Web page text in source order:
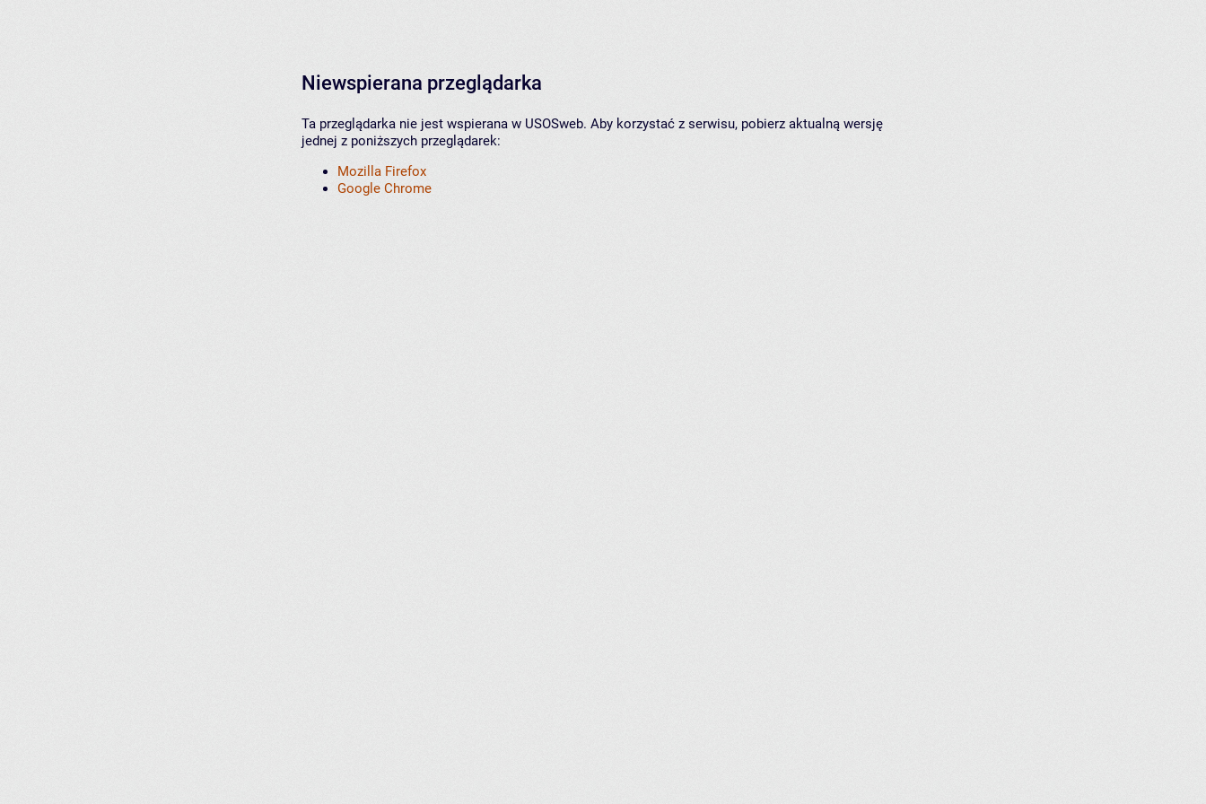
Niewspierana przeglądarka
Ta przeglądarka nie jest wspierana w USOSweb. Aby korzystać z serwisu, pobierz aktualną wersję
jednej z poniższych przeglądarek:
Mozilla Firefox
Google Chrome